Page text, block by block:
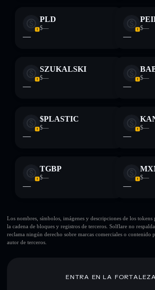
PLD
$—
—
$—
—
SZUKALSKI
$—
—
$—
—
$PLASTIC
$—
—
$—
—
TGBP
$—
—
$—
—
Los nombres, símbolos, imágenes y descripciones de los tokens
la cadena de bloques y registros de terceros. Solflare no
reclama ningún derecho sobre marcas comerciales o contenido
autor de terceros.
ENTRA EN LA FORTALEZA